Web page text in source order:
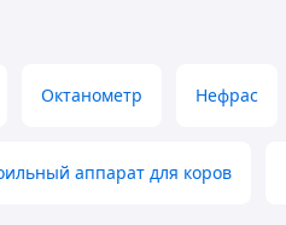
Октанометр Нефрас
аппарат для коров